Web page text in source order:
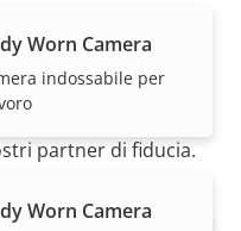
Worn Camera
indossabile per
Worn Camera
vengono venduti
partner di fiducia.